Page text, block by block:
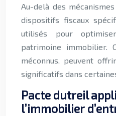
Au-delà des
dispositifs fiscaux
utilisés pour
patrimoine immobilier.
méconnus, peuvent
significatifs dans
Pacte dutreil
l’immobilier